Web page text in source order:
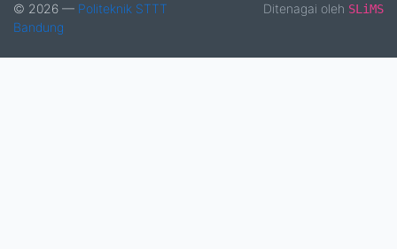
© 2026 — Politeknik STTT
Bandung
Ditenagai oleh SLiMS